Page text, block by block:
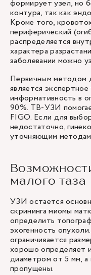
формирует узел, но
контура, так как
Кроме того,
периферический
распределяется
характера
заболевании можно
Первичным методом
является
информативность в
90%. ТВ-УЗИ
FIGO. Если для
недостаточно,
уточняющим методам
малого таза
УЗИ остается
скрининга миомы
определить
эхогенность
ограничивается
хорошо определяет
диаметром от 5 мм, а
пропущены.